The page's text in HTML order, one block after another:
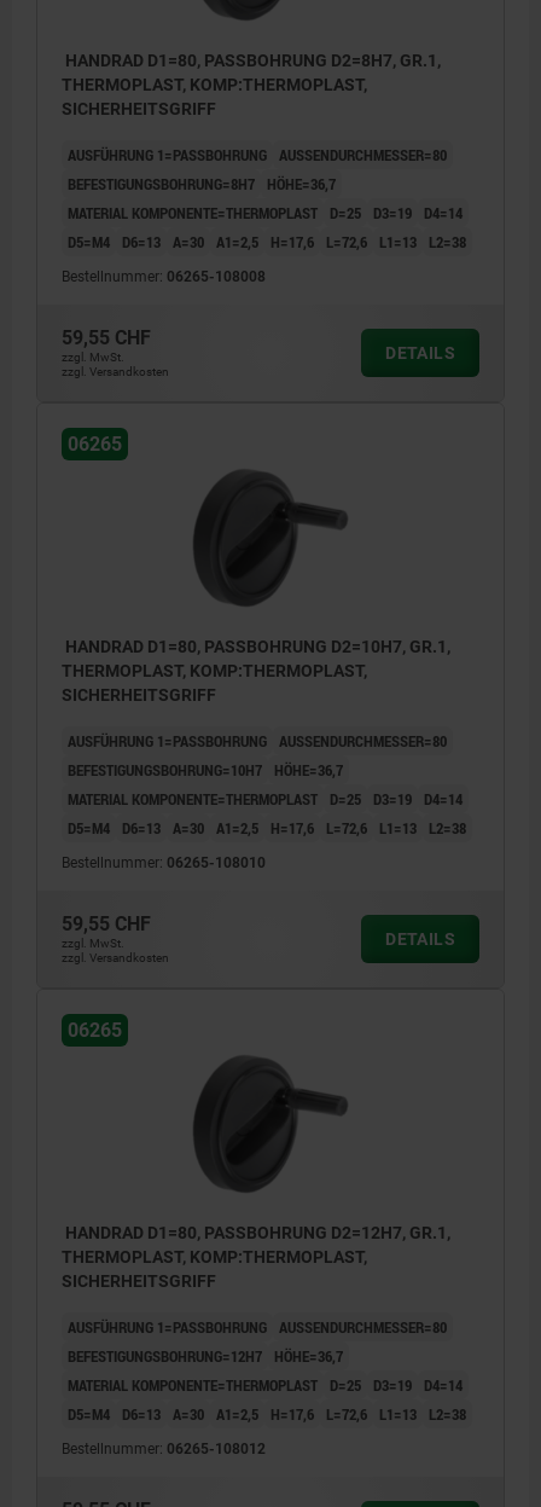
HANDRAD D1=80, PASSBOHRUNG D2=8H7, GR.1,
THERMOPLAST, KOMP:THERMOPLAST,
SICHERHEITSGRIFF
AUSFÜHRUNG 1=PASSBOHRUNG AUSSENDURCHMESSER=80
BEFESTIGUNGSBOHRUNG=8H7
HÖHE=36,7
MATERIAL KOMPONENTE=THERMOPLAST
D=25 D3=19
D4=14
D5=M4
D6=13 A=30 A1=2,5 H=17,6 L=72,6 L1=13 L2=38
Bestellnummer: 06265-108008
59,55 CHF
zzgl. MwSt.
zzgl. Versandkosten
DETAILS
06265
HANDRAD D1=80, PASSBOHRUNG D2=10H7, GR.1,
THERMOPLAST, KOMP:THERMOPLAST,
SICHERHEITSGRIFF
AUSFÜHRUNG 1=PASSBOHRUNG AUSSENDURCHMESSER=80
BEFESTIGUNGSBOHRUNG=10H7
HÖHE=36,7
MATERIAL KOMPONENTE=THERMOPLAST
D=25 D3=19
D4=14
D5=M4
D6=13 A=30 A1=2,5 H=17,6 L=72,6 L1=13 L2=38
Bestellnummer: 06265-108010
59,55 CHF
zzgl. MwSt.
zzgl. Versandkosten
DETAILS
06265
HANDRAD D1=80, PASSBOHRUNG D2=12H7, GR.1,
THERMOPLAST, KOMP:THERMOPLAST,
SICHERHEITSGRIFF
AUSFÜHRUNG 1=PASSBOHRUNG AUSSENDURCHMESSER=80
BEFESTIGUNGSBOHRUNG=12H7
HÖHE=36,7
MATERIAL KOMPONENTE=THERMOPLAST
D=25 D3=19
D4=14
D5=M4
D6=13 A=30 A1=2,5 H=17,6 L=72,6 L1=13 L2=38
Bestellnummer: 06265-108012